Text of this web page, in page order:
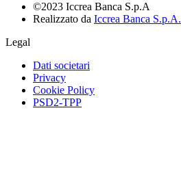
©2023 Iccrea Banca S.p.A
Realizzato da Iccrea Banca S.p.A.
Legal
Dati societari
Privacy
Cookie Policy
PSD2-TPP